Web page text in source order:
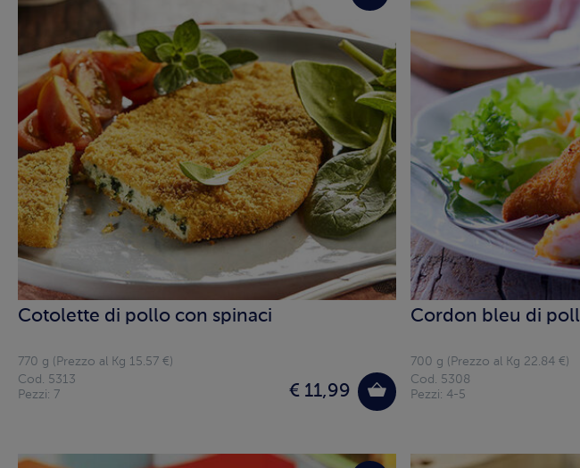
Cotolette di pollo con spinaci
770 g (Prezzo al Kg 15.57 €)
€ 11,99
Cod. 5313
Pezzi: 7
Cordon bleu di
700 g (Prezzo al Kg 22.84 €)
Cod. 5308
Pezzi: 4-5